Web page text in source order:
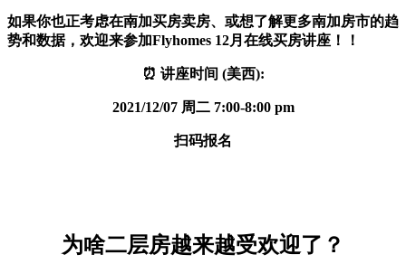
如果你也正考虑在南加买房卖房、或想了解更多南加房市的趋
势和数据，欢迎来参加Flyhomes 12月在线买房讲座！！
⏰ 讲座时间 (美西):
2021/12/07 周二 7:00-8:00 pm
扫码报名
为啥二层房越来越受欢迎了？